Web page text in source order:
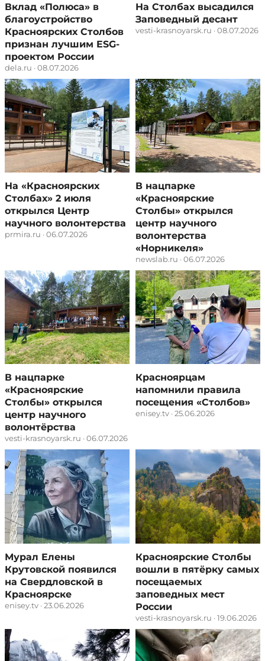
Вклад «Полюса» в
благоустройство
Красноярских Столбов
признан лучшим ESG-
проектом России
dela.ru · 08.07.2026
На Столбах высадился
Заповедный десант
vesti-krasnoyarsk.ru · 08.07.2026
На «Красноярских
Столбах» 2 июля
открылся Центр
научного волонтерства
prmira.ru · 06.07.2026
В нацпарке
«Красноярские
Столбы» открылся
центр научного
волонтерства
«Норникеля»
newslab.ru · 06.07.2026
В нацпарке
«Красноярские
Столбы» открылся
центр научного
волонтёрства
vesti-krasnoyarsk.ru · 06.07.2026
Красноярцам
напомнили правила
посещения «Столбов»
enisey.tv · 25.06.2026
Мурал Елены
Крутовской появился
на Свердловской в
Красноярске
enisey.tv · 23.06.2026
Красноярские Столбы
вошли в пятёрку самых
посещаемых
заповедных мест
России
vesti-krasnoyarsk.ru · 19.06.2026